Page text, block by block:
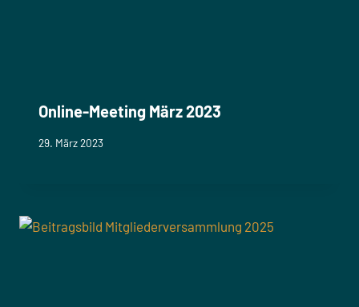
Online-Meeting März 2023
29. März 2023